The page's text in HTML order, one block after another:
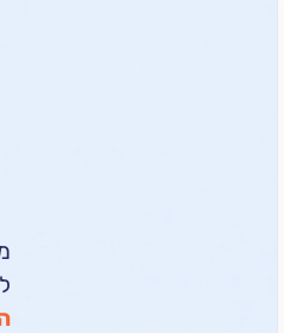
מתוך
לקטנטנים
המלא